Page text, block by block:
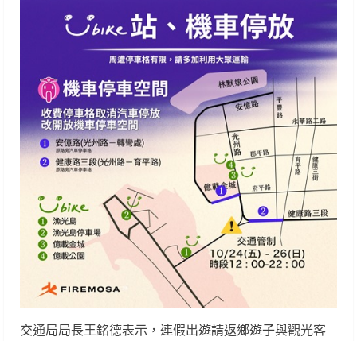
交通局局長王銘德表示，連假出遊請返鄉遊子與觀光客